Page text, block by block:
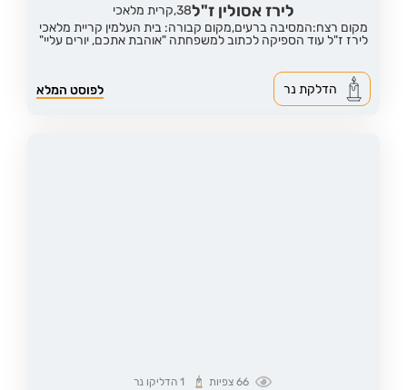
לירז אסולין ז"ל38, קרית מלאכי
מקום רצח:המסיבה ברעים,מקום קבורה: בית העלמין קריית מלאכי
לירז ז"ל עוד הספיקה לכתוב למשפחתה "אוהבת אתכם, יורים עליי"
לפוסט המלא הדלקת נר
66צפיות 1 הדליקו נר